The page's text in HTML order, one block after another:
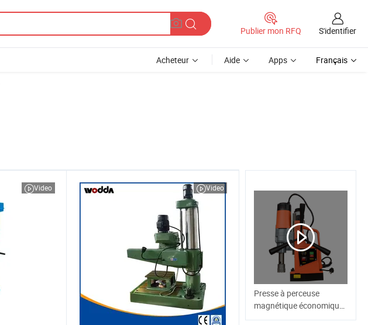
Publier mon RFQ S'identifier
Acheteur Aide Apps Français
Video Video
Presse à perceuse
magnétique économique
à prix compétitif pour les